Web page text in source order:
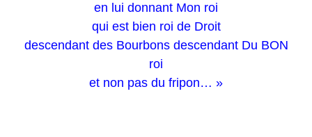
en lui donnant Mon roi
qui est bien roi de Droit
descendant des Bourbons descendant Du BON
roi
et non pas du fripon… »